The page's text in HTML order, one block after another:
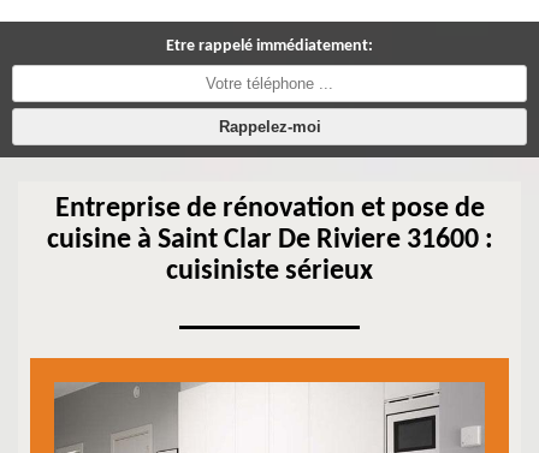
Etre rappelé immédiatement:
Entreprise de rénovation et pose de
cuisine à Saint Clar De Riviere 31600 :
cuisiniste sérieux